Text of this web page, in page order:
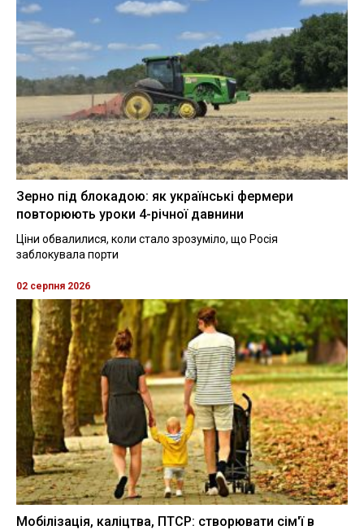
Зерно під блокадою: як українські фермери
повторюють уроки 4-річної давнини
Ціни обвалилися, коли стало зрозуміло, що Росія
заблокувала порти
02 серпня 2026
Мобілізація, каліцтва, ПТСР: створювати сім'ї в